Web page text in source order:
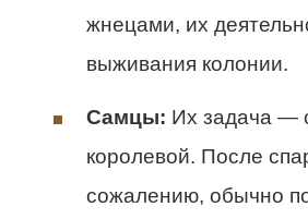
жнецами, их
выживания колонии.
Самцы: Их задача —
королевой. После
сожалению, обычно